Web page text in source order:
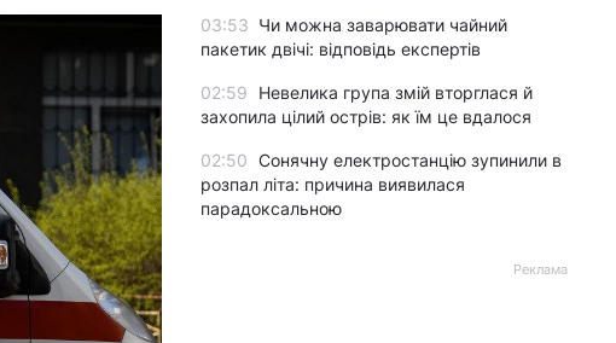
03:53 Чи можна заварювати чайний
пакетик двічі: відповідь експертів
02:59
Невелика група змій вторглася й
захопила цілий острів: як їм це вдалося
02:50 Сонячну електростанцію зупинили в
розпал літа: причина виявилася
парадоксальною
Реклама